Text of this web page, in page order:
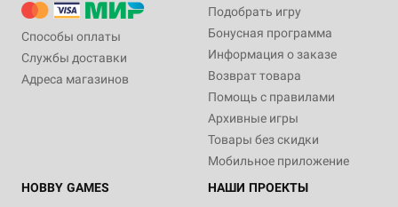
Способы оплаты
Службы доставки
Адреса магазинов
Подобрать игру
Бонусная программа
Информация о заказе
Возврат товара
Помощь с правилами
Архивные игры
Товары без скидки
Мобильное приложение
HOBBY GAMES
НАШИ ПРОЕКТЫ